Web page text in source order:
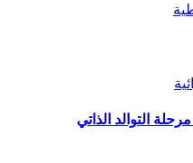
التوالد الذاتي‏